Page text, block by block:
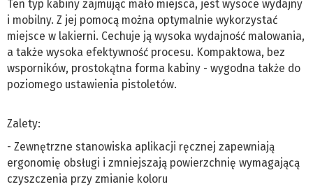
Ten typ kabiny zajmując mało miejsca, jest wysoce wydajny
i mobilny. Z jej pomocą można optymalnie wykorzystać
miejsce w lakierni. Cechuje ją wysoka wydajność malowania,
a także wysoka efektywność procesu. Kompaktowa, bez
wsporników, prostokątna forma kabiny - wygodna także do
poziomego ustawienia pistoletów.
Zalety:
- Zewnętrzne stanowiska aplikacji ręcznej zapewniają
ergonomię obsługi i zmniejszają powierzchnię wymagającą
czyszczenia przy zmianie koloru